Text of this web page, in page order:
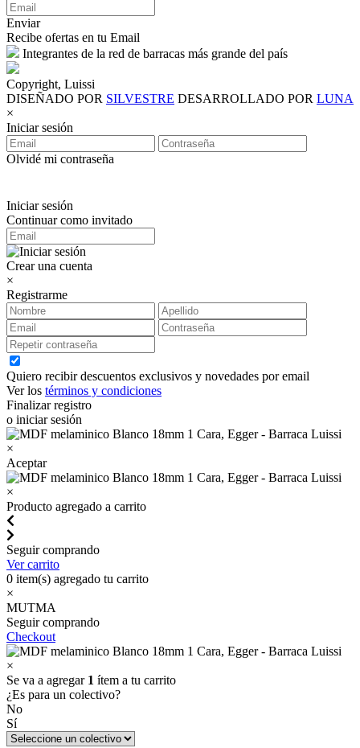
Enviar
Recibe ofertas en tu Email
Integrantes de la red de barracas más grande del país
Copyright, Luissi
DISEÑADO POR SILVESTRE DESARROLLADO POR LUNA
×
Iniciar sesión
Olvidé mi contraseña
Iniciar sesión
Continuar como invitado
Crear una cuenta
×
Registrarme
Quiero recibir descuentos exclusivos y novedades por email
Ver los términos y condiciones
Finalizar registro
o iniciar sesión
×
Aceptar
×
Producto agregado a carrito
Seguir comprando
Ver carrito
0 item(s) agregado tu carrito
×
MUTMA
Seguir comprando
Checkout
×
Se va a agregar 1 ítem a tu carrito
¿Es para un colectivo?
No
Sí